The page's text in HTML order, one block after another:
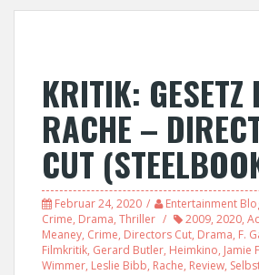
KRITIK: GESETZ
RACHE –
CUT
Februar 24, 2020 Entertainment
Crime, Drama, Thriller 2009, 2020,
Meaney, Crime, Directors Cut, Drama, F.
Filmkritik, Gerard Butler, Heimkino, Jamie
Wimmer, Leslie Bibb, Rache, Review,